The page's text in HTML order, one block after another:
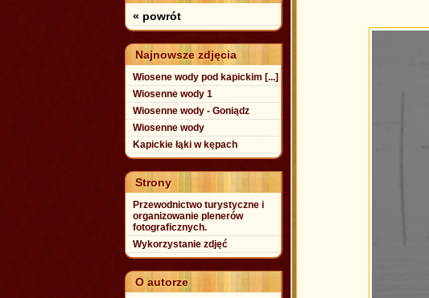
« powrót
Najnowsze zdjęcia
Wiosene wody pod kapickim [...]
Wiosenne wody 1
Wiosenne wody - Goniądz
Wiosenne wody
Kapickie łąki w kępach
Strony
Przewodnictwo turystyczne i
organizowanie plenerów
fotograficznych.
Wykorzystanie zdjęć
O autorze